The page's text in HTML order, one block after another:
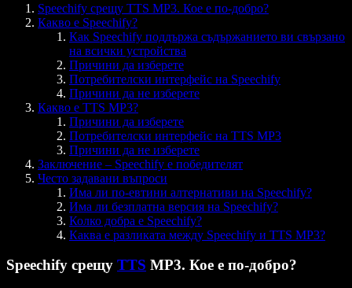
Speechify срещу TTS MP3. Кое е по-добро?
Какво е Speechify?
Как Speechify поддържа съдържанието ви свързано
на всички устройства
Причини да изберете
Потребителски интерфейс на Speechify
Причини да не изберете
Какво е TTS MP3?
Причини да изберете
Потребителски интерфейс на TTS MP3
Причини да не изберете
Заключение – Speechify е победителят
Често задавани въпроси
Има ли по-евтини алтернативи на Speechify?
Има ли безплатна версия на Speechify?
Колко добра е Speechify?
Каква е разликата между Speechify и TTS MP3?
Speechify срещу TTS MP3. Кое е по-добро?